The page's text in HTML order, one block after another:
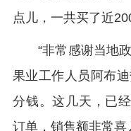
点儿，一共买了近
“非常感谢当地
果业工作人员阿布
分钱。这几天，已
订单，销售额非常喜